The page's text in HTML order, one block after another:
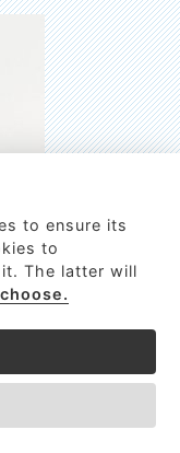
FTIR analyzátor
to ensure its
to
The latter will